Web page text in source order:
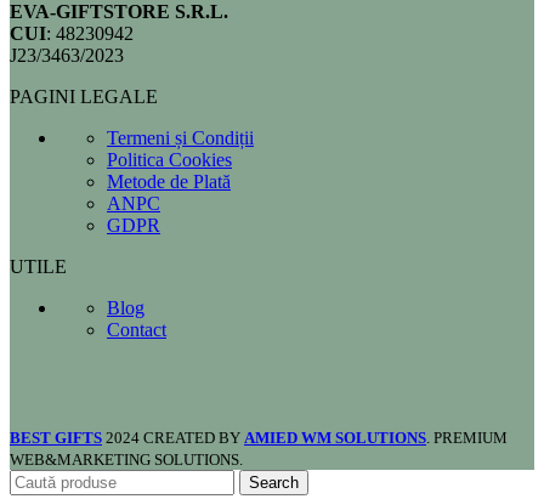
EVA-GIFTSTORE S.R.L.
CUI: 48230942
J23/3463/2023
PAGINI LEGALE
Termeni și Condiții
Politica Cookies
Metode de Plată
ANPC
GDPR
UTILE
Blog
Contact
BEST GIFTS 2024 CREATED BY AMIED WM SOLUTIONS. PREMIUM
WEB&MARKETING SOLUTIONS.
Search